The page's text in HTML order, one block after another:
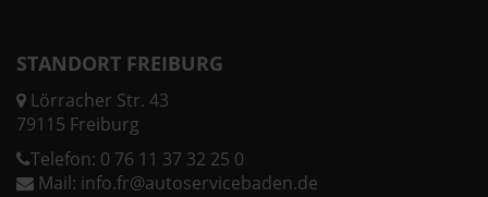
STANDORT FREIBURG
Lörracher Str. 43
79115 Freiburg
Telefon: 0 76 11 37 32 25 0
Mail: info.fr@autoservicebaden.de